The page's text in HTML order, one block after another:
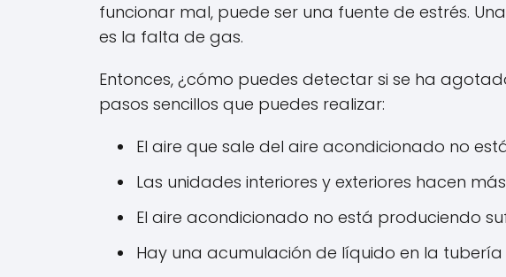
funcionar mal, puede ser una fuente de estrés.
es la falta de gas.
Entonces, ¿cómo puedes detectar si se ha
pasos sencillos que puedes realizar:
El aire que sale del aire acondicionado no
Las unidades interiores y exteriores hacen
El aire acondicionado no está produciendo
Hay una acumulación de líquido en la